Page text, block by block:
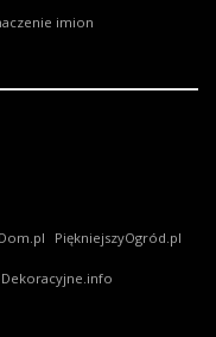
imion
PiękniejszyOgród.pl
Dekoracyjne.info